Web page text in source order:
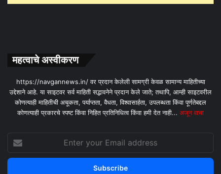
महत्वाचे अस्वीकरण
https://navgannews.in/ वर प्रदान केलेली सामग्री केवळ सामान्य माहितीच्या
उद्देशाने आहे. या साइटवर सर्व माहिती सद्भावनेने प्रदान केले जाते; तथापि, आम्ही साइटवरील
कोणत्याही माहितीची अचूकता, पर्याप्तता, वैधता, विश्वासार्हता, उपलब्धता किंवा पूर्णतेबद्दल
कोणत्याही प्रकारचे स्पष्ट किंवा निहित प्रतिनिधित्व किंवा हमी देत ​​नाही... अजून वाचा
your
Email